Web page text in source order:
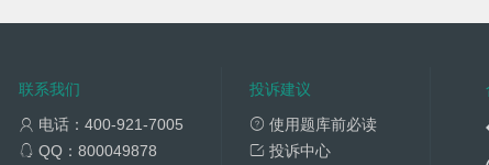
联系我们
电话：400-921-7005
QQ：800049878
投诉建议
使用题库前必读
投诉中心